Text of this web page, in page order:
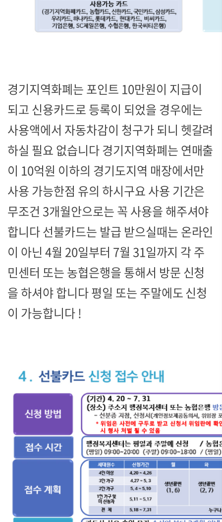
경기지역화폐는 포인트 10만원이 지급이
되고 신용카드로 등록이 되었을 경우에는
사용액에서 자동차감이 청구가 되니 헷갈려
하실 필요 없습니다 경기지역화폐는 연매출
이 10억원 이하의 경기도지역 매장에서만
사용 가능한점 유의 하시구요 사용 기간은
무조건 3개월안으로는 꼭 사용을 해주셔야
합니다 선불카드는 발급 받으실때는 온라인
이 아닌 4월 20일부터 7월 31일까지 각 주
민센터 또는 농협은행을 통해서 방문 신청
을 하셔야 합니다 평일 또는 주말에도 신청
이 가능합니다 !